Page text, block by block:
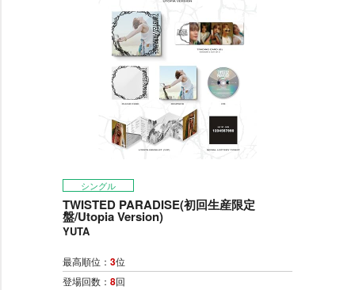
シングル
TWISTED PARADISE(初回生産限定
盤/Utopia Version)
YUTA
最高順位： 3位
登場回数： 8回